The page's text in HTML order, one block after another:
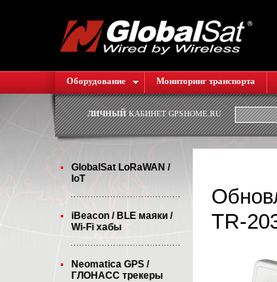
Оборудование Мониторинг транспорта
ЛИЧНЫЙКАБИНЕТ GPSHOME.RU
GlobalSat LoRaWAN /
IoT
iBeacon / BLE маяки /
Wi-Fi хабы
Neomatica GPS /
ГЛОНАСС трекеры
TR-